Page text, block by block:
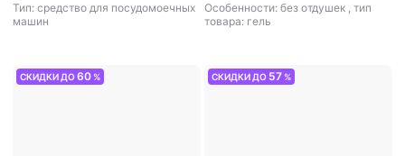
Тип: средство для посудомоечных
машин
Особенности: без отдушек , тип
товара: гель
СКИДКИ ДО60 % СКИДКИ ДО 57 %